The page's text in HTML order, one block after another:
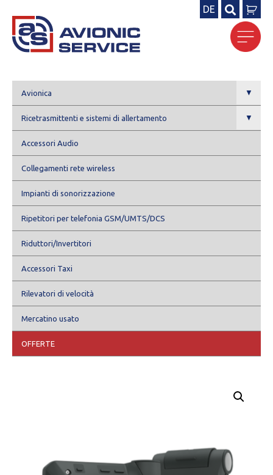
DE
Ricerca
per:
Avionica ▼
Ricetrasmittenti e sistemi di allertamento ▼
Accessori Audio
Collegamenti rete wireless
Impianti di sonorizzazione
Ripetitori per telefonia GSM/UMTS/DCS
Riduttori/Invertitori
Accessori Taxi
Rilevatori di velocità
Mercatino usato
OFFERTE